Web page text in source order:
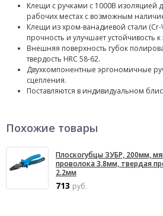
Клещи с ручками с 1000В изоляцией
рабочих местах с возможным
Клещи из хром-ванадиевой стали (Cr-
прочность и улучшает устойчивость к
Внешняя поверхность губок
твердость HRC 58-62.
Двухкомпонентные эргономичные
сцепления.
Поставляются в индивидуальном
Похожие товары
Плоскогубцы ЗУБР, 200мм,
проволока 3.8мм, твердая
2.2мм
713 руб.